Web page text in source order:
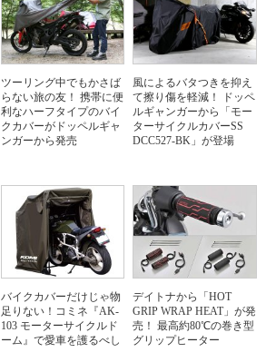
ツーリング中でもかさば
らない旅の友！ 携帯に便
利なハーフタイプのバイ
クカバーがドッペルギャ
ンガーから発売
風によるバタつきを抑え
て擦り傷を軽減！ ドッペ
ルギャンガーから「モー
ターサイクルカバーSS
DCC527-BK」が登場
バイクカバーだけじゃ物
足りない！コミネ『AK-
103 モーターサイクルド
ーム』で愛車を護るべし
デイトナから「HOT
GRIP WRAP HEAT」が発
売！ 最高約80℃の巻き型
グリップヒーター